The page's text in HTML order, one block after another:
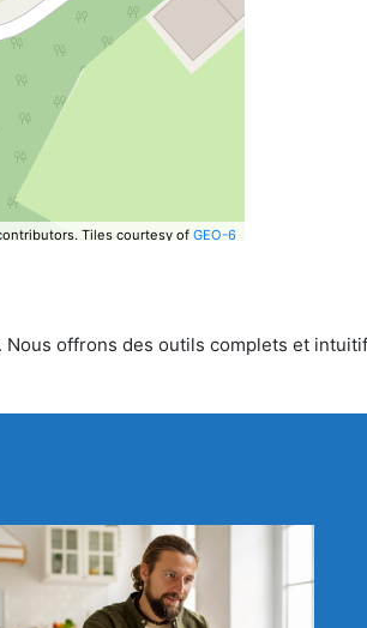
Tiles courtesy of GEO-6
Nous offrons des outils complets et